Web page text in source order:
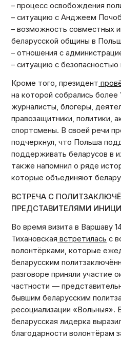
– процесс освобождения
– ситуацию с Анджеем
– возможность совместных
беларусской общины в
– отношения с
– ситуацию с безопасностью
Кроме того, президент
на которой собрались более
журналисты, блогеры,
правозащитники, политики,
спортсмены. В своей речи
подчеркнул, что Польша
поддерживать беларусов в
также напомнил о ряде
которые объединяют
ВСТРЕЧА С
ПРЕДСТАВИТЕЛЯМИ
Во время визита в Варшаву
Тихановская встретилась с
волонтёрками, которые
беларусским
разговоре приняли участие
частности —
бывшим беларусским
ресоциализации «Вольныя».
беларусская лидерка
благодарности волонтёрам